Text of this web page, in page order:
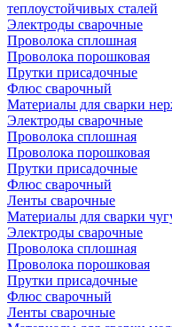
теплоустойчивых сталей
Электроды сварочные
Проволока сплошная
Проволока порошковая
Прутки присадочные
Флюс сварочный
Материалы для сварки
Электроды сварочные
Проволока сплошная
Проволока порошковая
Прутки присадочные
Флюс сварочный
Ленты сварочные
Материалы для сварки
Электроды сварочные
Проволока сплошная
Проволока порошковая
Прутки присадочные
Флюс сварочный
Ленты сварочные